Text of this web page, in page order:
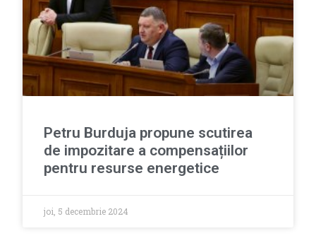
Petru Burduja propune scutirea
de impozitare a compensațiilor
pentru resurse energetice
joi, 5 decembrie 2024